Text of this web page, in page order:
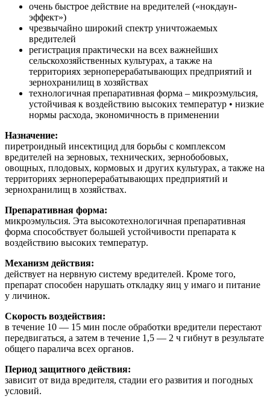
очень быстрое действие на вредителей («нокдаун-
эффект»)
чрезвычайно широкий спектр уничтожаемых
вредителей
регистрация практически на всех важнейших
сельскохозяйственных культурах, а также на
территориях зерноперерабатывающих предприятий и
зернохранилищ в хозяйствах
технологичная препаративная форма – микроэмульсия,
устойчивая к воздействию высоких температур • низкие
нормы расхода, экономичность в применении
Назначение:
пиретроидный инсектицид для борьбы с комплексом
вредителей на зерновых, технических, зернобобовых,
овощных, плодовых, кормовых и других культурах, а также на
территориях зерноперерабатывающих предприятий и
зернохранилищ в хозяйствах.
Препаративная форма:
микроэмульсия. Эта высокотехнологичная препаративная
форма способствует большей устойчивости препарата к
воздействию высоких температур.
Механизм действия:
действует на нервную систему вредителей. Кроме того,
препарат способен нарушать откладку яиц у имаго и питание
у личинок.
Скорость воздействия:
в течение 10 — 15 мин после обработки вредители перестают
передвигаться, а затем в течение 1,5 — 2 ч гибнут в результате
общего паралича всех органов.
Период защитного действия:
зависит от вида вредителя, стадии его развития и погодных
условий.